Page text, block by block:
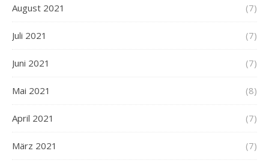
August 2021 (7)
Juli 2021 (7)
Juni 2021 (7)
Mai 2021 (8)
April 2021 (7)
März 2021 (7)